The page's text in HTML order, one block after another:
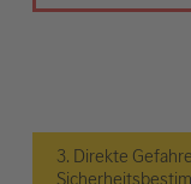
3. Direkte